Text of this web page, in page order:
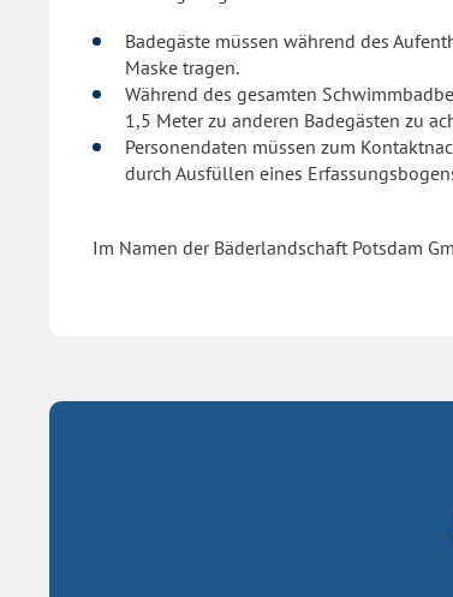
Badegäste müssen während des
Maske tragen.
Während des gesamten
1,5 Meter zu anderen Badegästen zu
Personendaten müssen zum
durch Ausfüllen eines
Im Namen der Bäderlandschaft Potsdam